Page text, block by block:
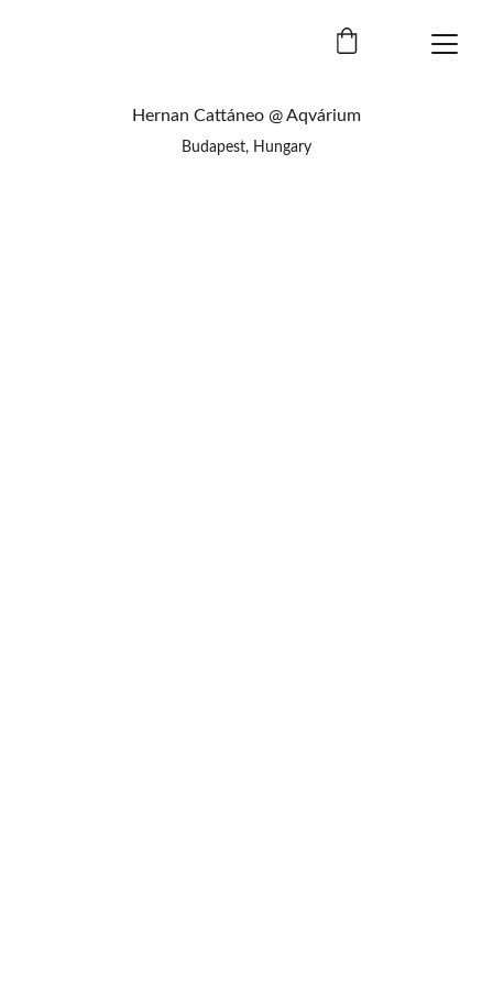
Hernan Cattáneo @ Aqvárium
Budapest, Hungary